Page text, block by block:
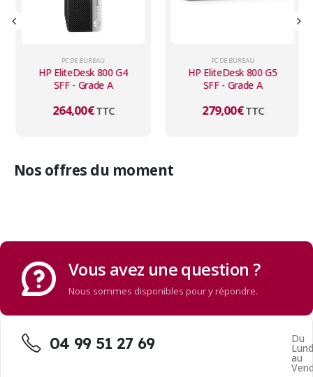
PC DE BUREAU
HP EliteDesk 800 G4
SFF - Grade A
264,00€TTC
PC DE BUREAU
HP EliteDesk 800 G5
SFF - Grade A
279,00€TTC
Nos offres du moment
Vous avez une question ?
Nous sommes disponibles pour y répondre.
04 99 51 27 69 Du
au